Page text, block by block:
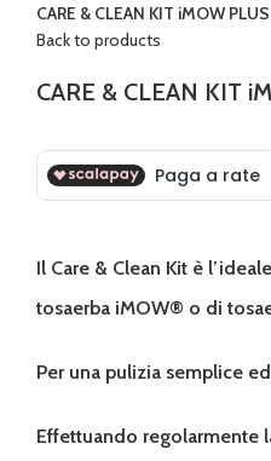
CARE & CLEAN KIT iMOW
Back to products
CARE & CLEAN KIT
Il Care & Clean Kit è
tosaerba iMOW® o di
Per una pulizia semplice
Effettuando regolarmente